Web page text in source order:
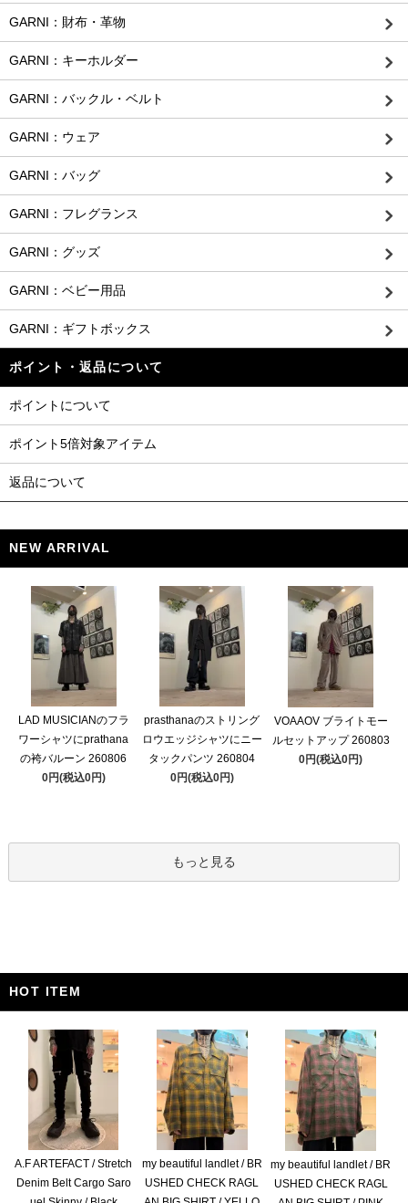
GARNI：財布・革物
GARNI：キーホルダー
GARNI：バックル・ベルト
GARNI：ウェア
GARNI：バッグ
GARNI：フレグランス
GARNI：グッズ
GARNI：ベビー用品
GARNI：ギフトボックス
ポイント・返品について
ポイントについて
ポイント5倍対象アイテム
返品について
NEW ARRIVAL
LAD MUSICIANのフラ
ワーシャツにprathana
の袴バルーン 260806
0円(税込0円)
prasthanaのストリング
ロウエッジシャツにニー
タックパンツ 260804
0円(税込0円)
VOAAOV ブライトモー
ルセットアップ 260803
0円(税込0円)
もっと見る
HOT ITEM
A.F ARTEFACT / Stretch
Denim Belt Cargo Saro
my beautiful landlet / BR
USHED CHECK RAGL
my beautiful landlet / BR
USHED CHECK RAGL